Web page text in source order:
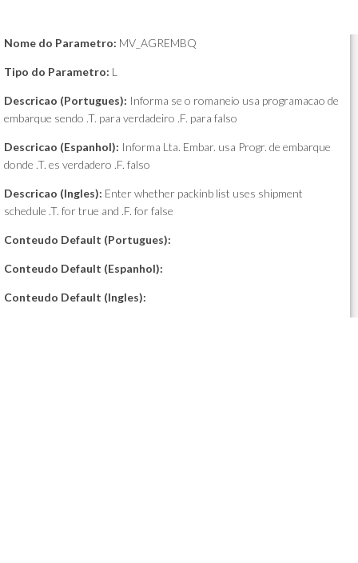
Nome do Parametro: MV_AGREMBQ
Tipo do Parametro: L
Descricao (Portugues): Informa se o romaneio usa programacao de
embarque sendo .T. para verdadeiro .F. para falso
Descricao (Espanhol): Informa Lta. Embar. usa Progr. de embarque
donde .T. es verdadero .F. falso
Descricao (Ingles): Enter whether packinb list uses shipment
schedule .T. for true and .F. for false
Conteudo Default (Portugues):
Conteudo Default (Espanhol):
Conteudo Default (Ingles):